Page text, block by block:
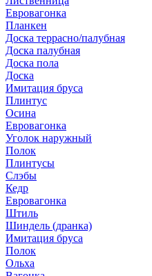
Евровагонка
Планкен
Доска террасно/палубная
Доска палубная
Доска пола
Доска
Имитация бруса
Плинтус
Осина
Евровагонка
Уголок наружный
Полок
Плинтусы
Слэбы
Кедр
Евровагонка
Штиль
Шиндель (дранка)
Имитация бруса
Полок
Ольха